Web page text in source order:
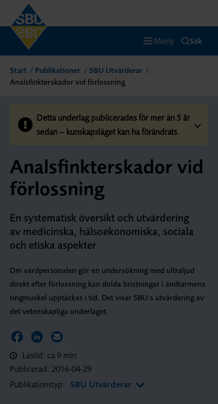
Meny Sök
Start Publikationer
SBU Utvärderar
Analsfinkterskador vid förlossning
Detta underlag publicerades för mer än 5 år
sedan – kunskapsläget kan ha förändrats.
Analsfinkterskador vid
förlossning
En systematisk översikt och utvärdering
av medicinska, hälsoekonomiska, sociala
och etiska aspekter
Om vårdpersonalen gör en undersökning med ultraljud
direkt efter förlossning kan dolda bristningar i ändtarmens
ringmuskel upptäckas i tid. Det visar SBU:s utvärdering av
det vetenskapliga underlaget.
Dela sidan på Facebook
Dela sidan på LinkedIn
Dela sidan via E-post
Lästid: ca 9 min
Publicerad: 2016-04-29
Publikationstyp: SBU Utvärderar